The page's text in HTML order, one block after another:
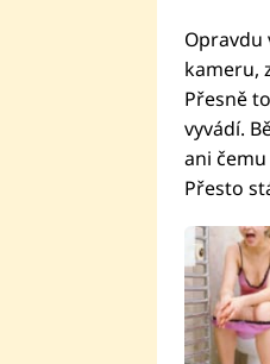
Opravdu
kameru,
Přesně
vyvádí.
ani
Přesto